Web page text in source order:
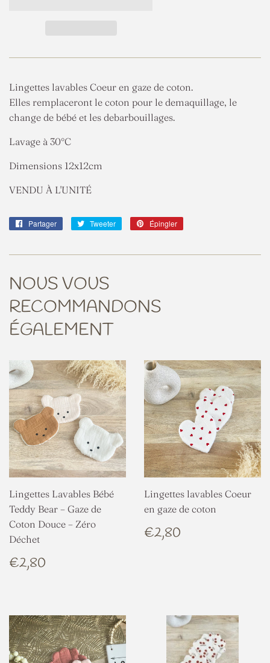
Lingettes lavables Coeur en gaze de coton.
Elles remplaceront le coton pour le demaquillage, le
change de bébé et les debarbouillages.
Lavage à 30°C
Dimensions 12x12cm
VENDU À L'UNITÉ
Partager
PartagerTweeter
Tweeter
Épingler
NOUS VOUS
RECOMMANDONS
ÉGALEMENT
Lingettes Lavables Bébé
Teddy Bear – Gaze de
Coton Douce – Zéro
Déchet
PRIX
RÉGULIER
€2,80
Lingettes lavables Coeur
en gaze de coton
PRIX
RÉGULIER
€2,80